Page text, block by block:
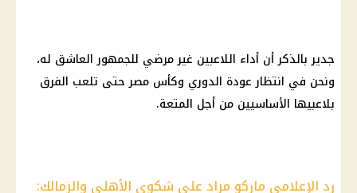
جدير بالذكر أن أداء اللاعبين غير مرضي للجمهور العاشق له،
ونحن في انتظار عودة الدوري وكأس مصر حتى تلعب الفرق
بلاعبيها الأساسيين من أجل المتعة.
رد الإعلامي ماركو مراد على شكوى الأهلي والزمالك: